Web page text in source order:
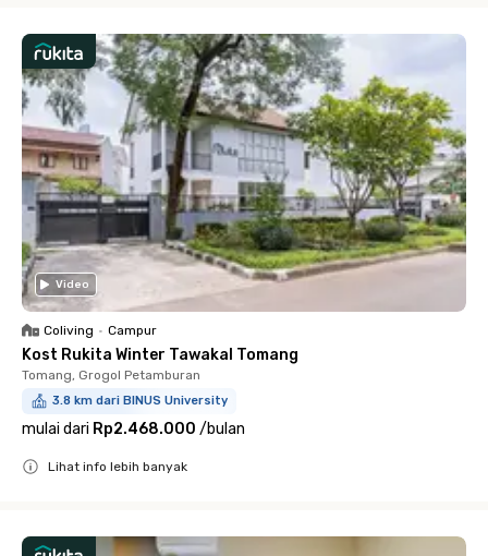
Video
Coliving • Campur
Kost Rukita Winter Tawakal Tomang
Tomang, Grogol Petamburan
3.8 km dari BINUS University
mulai dari Rp2.468.000 /bulan
Lihat info lebih banyak